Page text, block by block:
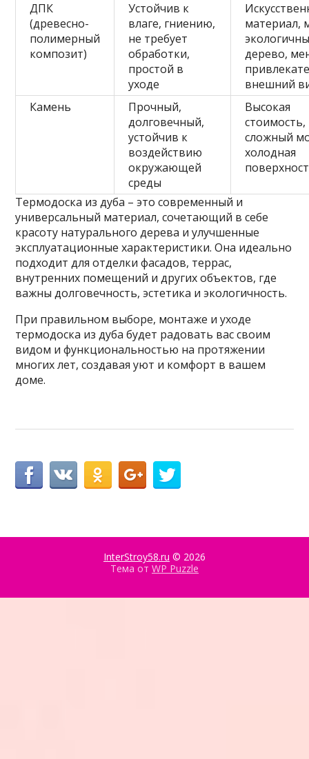
ДПК
(древесно-
полимерный
композит)
Устойчив к
влаге, гниению,
не требует
обработки,
простой в
уходе
материал,
дерево,
внешний
Камень
Прочный,
долговечный,
устойчив к
воздействию
окружающей
среды
Высокая
стоимость,
сложный
холодная
Термодоска из дуба – это современный и
универсальный материал, сочетающий в себе
красоту натурального дерева и улучшенные
эксплуатационные характеристики. Она идеально
подходит для отделки фасадов, террас,
внутренних помещений и других объектов, где
важны долговечность, эстетика и экологичность.
При правильном выборе, монтаже и уходе
термодоска из дуба будет радовать вас своим
видом и функциональностью на протяжении
многих лет, создавая уют и комфорт в вашем
доме.
InterStroy58.ru © 2026
Тема от WP Puzzle